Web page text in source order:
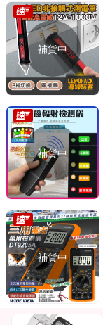
補貨中
補貨中
補貨中